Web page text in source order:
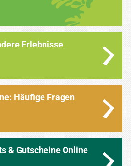
Erlebnisse
Häufige Fragen
& Gutscheine Online